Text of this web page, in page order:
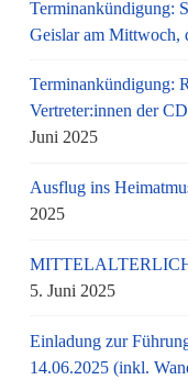
Terminankündigung:
Geislar am Mittwoch,
Terminankündigung:
Vertreter:innen der
Juni 2025
Ausflug ins
2025
5. Juni 2025
Einladung zur
14.06.2025 (inkl.